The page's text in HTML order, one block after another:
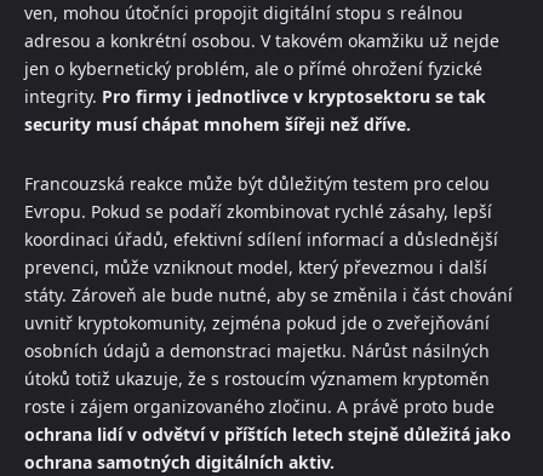
ven, mohou útočníci propojit digitální stopu s reálnou
adresou a konkrétní osobou. V takovém okamžiku už nejde
jen o kybernetický problém, ale o přímé ohrožení fyzické
integrity. Pro firmy i jednotlivce v kryptosektoru se tak
security musí chápat mnohem šířeji než dříve.
Francouzská reakce může být důležitým testem pro celou
Evropu. Pokud se podaří zkombinovat rychlé zásahy, lepší
koordinaci úřadů, efektivní sdílení informací a důslednější
prevenci, může vzniknout model, který převezmou i další
státy. Zároveň ale bude nutné, aby se změnila i část chování
uvnitř kryptokomunity, zejména pokud jde o zveřejňování
osobních údajů a demonstraci majetku. Nárůst násilných
útoků totiž ukazuje, že s rostoucím významem kryptoměn
roste i zájem organizovaného zločinu. A právě proto bude
ochrana lidí v odvětví v příštích letech stejně důležitá jako
ochrana samotných digitálních aktiv.